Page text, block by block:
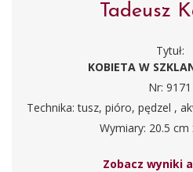
Tadeusz
Tytuł:
KOBIETA W
Nr: 9171
Technika: tusz, pióro, pędzel ,
Wymiary: 20.5 cm
Zobacz wyniki